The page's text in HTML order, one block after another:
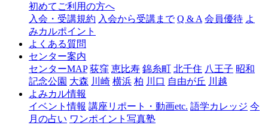
初めてご利用の方へ
入会・受講規約 入会から受講まで Q & A 会員優待 よ
みカルポイント
よくある質問
センター案内
センターMAP 荻窪 恵比寿 錦糸町 北千住 八王子 昭和
記念公園 大森 川崎 横浜 柏 川口 自由が丘 川越
よみカル情報
イベント情報 講座リポート・動画etc. 語学カレッジ 今
月の占い ワンポイント写真塾